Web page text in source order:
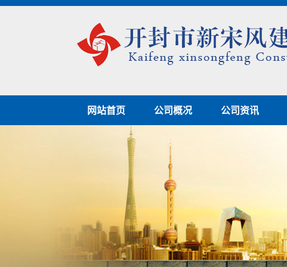
网站首页 公司概况 公司资讯